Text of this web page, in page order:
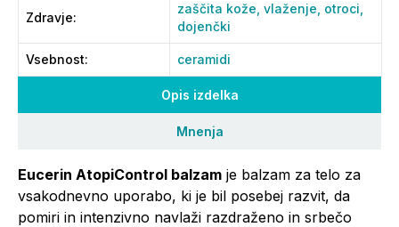
Opis izdelka
Mnenja
Eucerin AtopiControl balzam je balzam za telo za
vsakodnevno uporabo, ki je bil posebej razvit, da
pomiri in intenzivno navlaži razdraženo in srbečo
Zdravje:
zaščita kože, vlaženje, otroci,
dojenčki
Vsebnost: ceramidi